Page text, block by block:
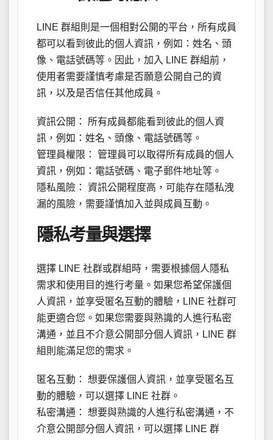
LINE 群組則是一個相對公開的平台，所有成員
都可以看到彼此的個人資訊，例如：姓名、頭
像、電話號碼等。因此，加入 LINE 群組前，
使用者需要謹慎考慮是否願意公開自己的資
訊，以及是否信任其他成員。
資訊公開： 所有成員都能看到彼此的個人資
訊，例如：姓名、頭像、電話號碼等。
管理員權限： 管理員可以取得所有成員的個人
資訊，例如：電話號碼、電子郵件地址等。
隱私風險： 資訊公開程度高，可能存在隱私洩
漏的風險，需要謹慎加入並與成員互動。
隱私考量與選擇
選擇 LINE 社群或群組時，需要根據個人隱私
需求和使用目的進行考量。如果您希望保護個
人資訊，並享受匿名互動的體驗，LINE 社群可
能更適合您。如果您需要與熟識的人進行私密
溝通，並且不介意公開部分個人資訊，LINE 群
組則能滿足您的需求。
匿名互動： 想要保護個人資訊，並享受匿名互
動的體驗，可以選擇 LINE 社群。
私密溝通： 想要與熟識的人進行私密溝通，不
介意公開部分個人資訊，可以選擇 LINE 群